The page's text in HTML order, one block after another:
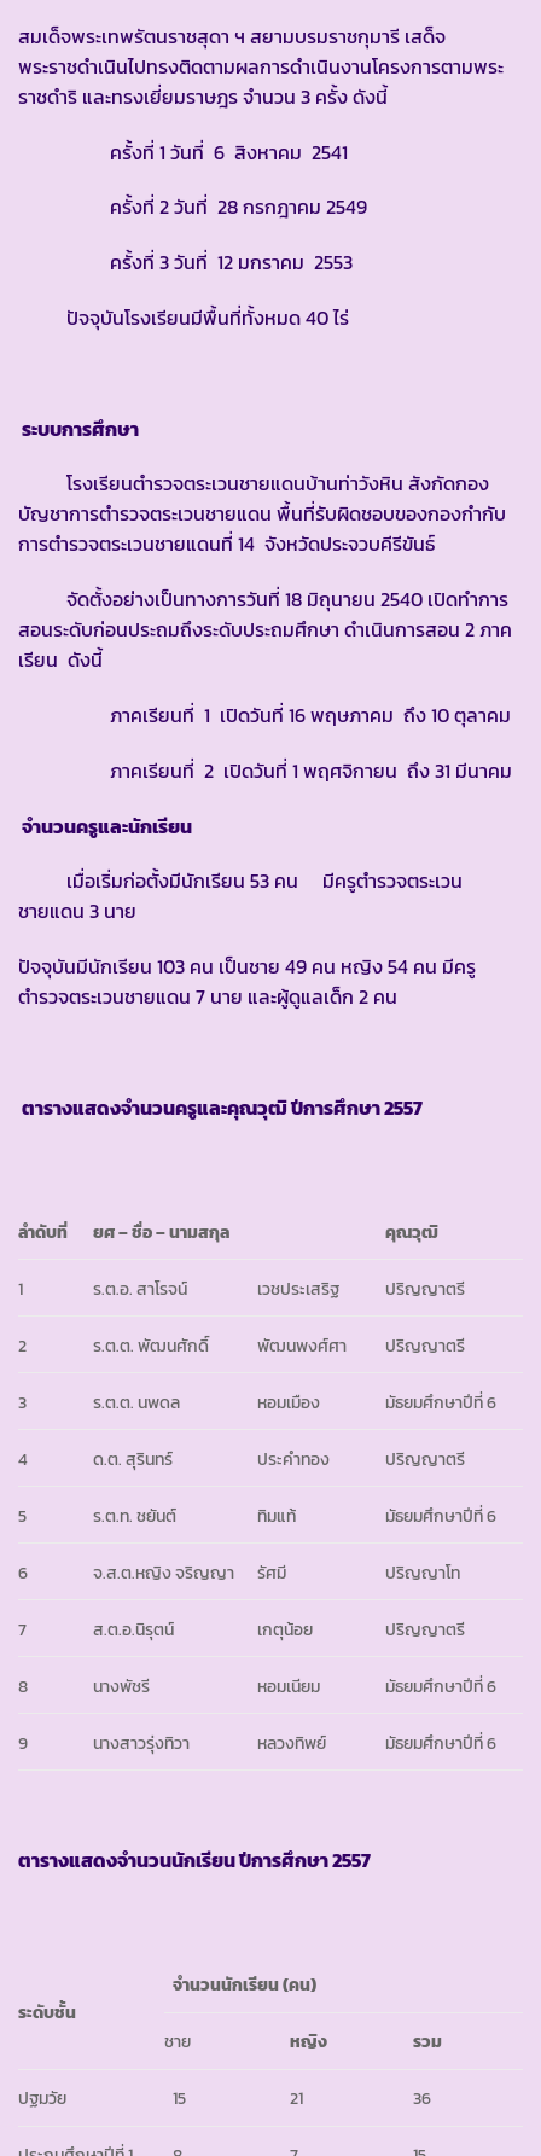
สมเด็จพระเทพรัตนราชสุดา ฯ สยามบรมราชกุมารี เสด็จ
พระราชดำเนินไปทรงติดตามผลการดำเนินงานโครงการตามพระ
ราชดำริ และทรงเยี่ยมราษฎร จำนวน 3 ครั้ง ดังนี้
ครั้งที่ 1 วันที่ 6 สิงหาคม 2541
ครั้งที่ 2 วันที่ 28 กรกฎาคม 2549
ครั้งที่ 3 วันที่ 12 มกราคม 2553
ปัจจุบันโรงเรียนมีพื้นที่ทั้งหมด 40 ไร่
ระบบการศึกษา
โรงเรียนตำรวจตระเวนชายแดนบ้านท่าวังหิน สังกัดกอง
บัญชาการตำรวจตระเวนชายแดน พื้นที่รับผิดชอบของกองกำกับ
การตำรวจตระเวนชายแดนที่ 14 จังหวัดประจวบคีรีขันธ์
จัดตั้งอย่างเป็นทางการวันที่ 18 มิถุนายน 2540 เปิดทำการ
สอนระดับก่อนประถมถึงระดับประถมศึกษา ดำเนินการสอน 2 ภาค
เรียน ดังนี้
ภาคเรียนที่ 1 เปิดวันที่ 16 พฤษภาคม ถึง 10 ตุลาคม
ภาคเรียนที่ 2 เปิดวันที่ 1 พฤศจิกายน ถึง 31 มีนาคม
จำนวนครูและนักเรียน
เมื่อเริ่มก่อตั้งมีนักเรียน 53 คน มีครูตำรวจตระเวน
ชายแดน 3 นาย
ปัจจุบันมีนักเรียน 103 คน เป็นชาย 49 คน หญิง 54 คน มีครู
ตำรวจตระเวนชายแดน 7 นาย และผู้ดูแลเด็ก 2 คน
ตารางแสดงจำนวนครูและคุณวุฒิ ปีการศึกษา2557
ลำดับที่ ยศ– ชื่อ – นามสกุล คุณวุฒิ
1 ร.ต.อ. สาโรจน์ เวชประเสริฐ ปริญญาตรี
2 ร.ต.ต. พัฒนศักดิ์ พัฒนพงศ์ศา ปริญญาตรี
3 ร.ต.ต. นพดล หอมเมือง มัธยมศึกษาปีที่ 6
4 ด.ต. สุรินทร์ ประคำทอง ปริญญาตรี
5 ร.ต.ท. ชยันต์ ทิมแท้ มัธยมศึกษาปีที่ 6
6 จ.ส.ต.หญิง จริญญา รัศมี ปริญญาโท
7 ส.ต.อ.นิรุตน์ เกตุน้อย ปริญญาตรี
8 นางพัชรี หอมเนียม มัธยมศึกษาปีที่ 6
9 นางสาวรุ่งทิวา หลวงทิพย์ มัธยมศึกษาปีที่ 6
ตารางแสดงจำนวนนักเรียน ปีการศึกษา2557
ระดับชั้น
จำนวนนักเรียน(คน)
ชาย หญิง รวม
ปฐมวัย 15 21 36